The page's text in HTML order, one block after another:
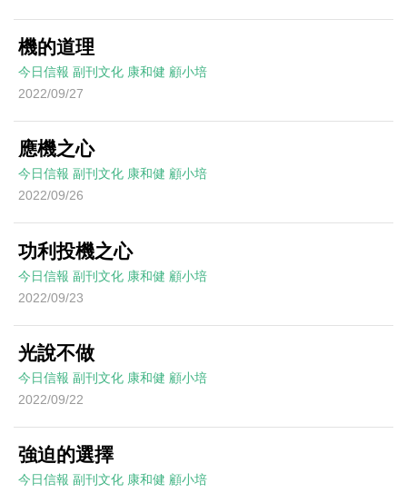
機的道理
今日信報 副刊文化 康和健 顧小培
2022/09/27
應機之心
今日信報 副刊文化 康和健 顧小培
2022/09/26
功利投機之心
今日信報 副刊文化 康和健 顧小培
2022/09/23
光說不做
今日信報 副刊文化 康和健 顧小培
2022/09/22
強迫的選擇
今日信報 副刊文化 康和健 顧小培